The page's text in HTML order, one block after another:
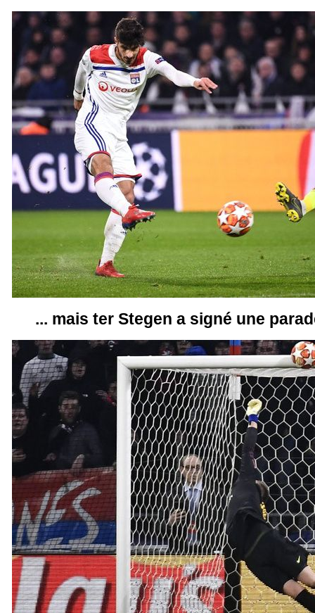
... mais ter Stegen a signé une